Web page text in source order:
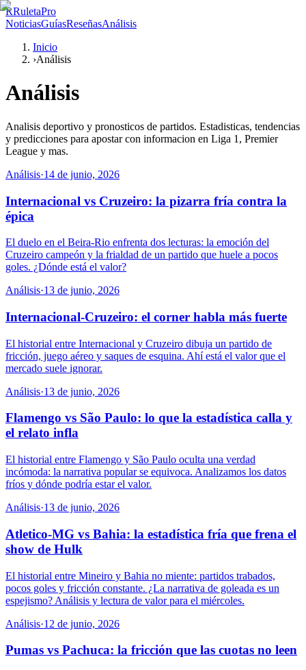
RRuletaPro
NoticiasGuíasReseñasAnálisis
Inicio
›Análisis
Análisis
Analisis deportivo y pronosticos de partidos. Estadisticas, tendencias
y predicciones para apostar con informacion en Liga 1, Premier
League y mas.
Análisis·14 de junio, 2026
Internacional vs Cruzeiro: la pizarra fría contra la
épica
El duelo en el Beira-Rio enfrenta dos lecturas: la emoción del
Cruzeiro campeón y la frialdad de un partido que huele a pocos
goles. ¿Dónde está el valor?
Análisis·13 de junio, 2026
Internacional-Cruzeiro: el corner habla más fuerte
El historial entre Internacional y Cruzeiro dibuja un partido de
fricción, juego aéreo y saques de esquina. Ahí está el valor que el
mercado suele ignorar.
Análisis·13 de junio, 2026
Flamengo vs São Paulo: lo que la estadística calla y
el relato infla
El historial entre Flamengo y São Paulo oculta una verdad
incómoda: la narrativa popular se equivoca. Analizamos los datos
fríos y dónde podría estar el valor.
Análisis·13 de junio, 2026
Atletico-MG vs Bahia: la estadística fría que frena el
show de Hulk
El historial entre Mineiro y Bahia no miente: partidos trabados,
pocos goles y fricción constante. ¿La narrativa de goleada es un
espejismo? Análisis y lectura de valor para el miércoles.
Análisis·12 de junio, 2026
Pumas vs Pachuca: la fricción que las cuotas no leen